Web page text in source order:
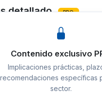
detallado PRO
1/2026 del Comité
el anexo del Acuerdo de
la UE y Suiza,
normativas al marco
vigente. Se incorporan
Contenido exclusivo
Implicaciones prácticas,
recomendaciones específicas
sector.